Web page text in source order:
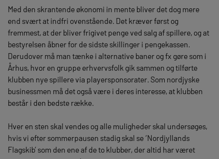
Med den skrantende økonomi in mente bliver det dog mere
end svært at indfri ovenstående. Det kræver først og
fremmest, at der bliver frigivet penge ved salg af spillere, og at
bestyrelsen åbner for de sidste skillinger i pengekassen.
Derudover må man tænke i alternative baner og fx gøre som i
Århus, hvor en gruppe erhvervsfolk gik sammen og tilførte
klubben nye spillere via playersponsorater. Som nordjyske
businessmen må det også være i deres interesse, at klubben
består i den bedste række.
Hver en sten skal vendes og alle muligheder skal undersøges,
hvis vi efter sommerpausen stadig skal se ‘Nordjyllands
Flagskib’ som den ene af de to klubber, der altid har været